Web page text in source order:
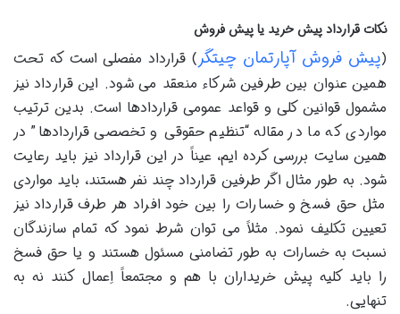
نکات قرارداد پیش خرید یا پیش فروش
(پیش فروش آپارتمان چیتگر) قرارداد مفصلی است که تحت
همین عنوان بین طرفین شرکاء منعقد می شود. این قرارداد نیز
مشمول قوانین کلی و قواعد عمومی قراردادها است. بدین ترتیب
مواردی که ما در مقاله “تنظیم حقوقی و تخصصی قراردادها” در
همین سایت بررسی کرده ایم، عیناً در این قرارداد نیز باید رعایت
شود. به طور مثال اگر طرفین قرارداد چند نفر هستند، باید مواردی
مثل حق فسخ و خسارات را بین خود افراد هر طرف قرارداد نیز
تعیین تکلیف نمود. مثلاً می توان شرط نمود که تمام سازندگان
نسبت به خسارات به طور تضامنی مسئول هستند و یا حق فسخ
را باید کلیه پیش خریداران با هم و مجتمعاً اِعمال کنند نه به
تنهایی.